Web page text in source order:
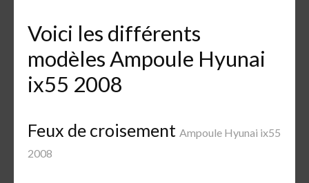
Voici les différents
modèles Ampoule Hyunai
ix55 2008
Feux de croisement Ampoule Hyunai ix55
2008